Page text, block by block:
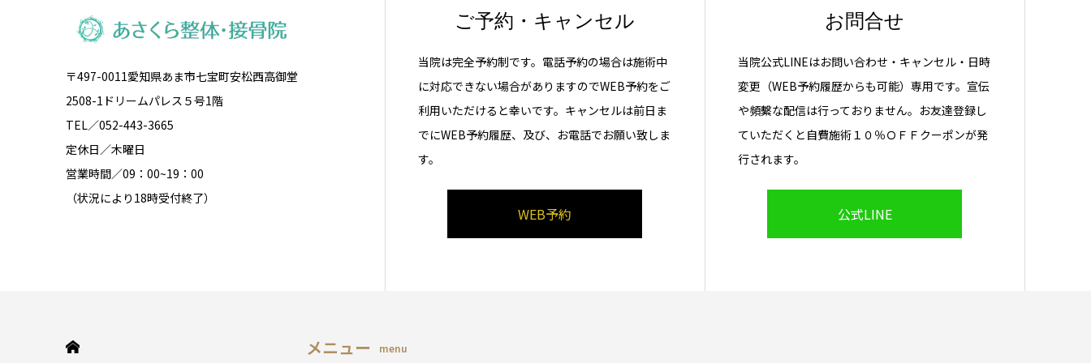
〒497-0011愛知県あま市七宝町安松西高御堂
2508-1ドリームパレス５号1階
TEL／052-443-3665
定休日／木曜日
営業時間／09：00~19：00
（状況により18時受付終了）
ご予約・キャンセル
当院は完全予約制です。電話予約の場合は施術中
に対応できない場合がありますのでWEB予約をご
利用いただけると幸いです。キャンセルは前日ま
でにWEB予約履歴、及び、お電話でお願い致しま
す。
WEB予約
お問合せ
当院公式LINEはお問い合わせ・キャンセル・日時
変更（WEB予約履歴からも可能）専用です。宣伝
や頻繫な配信は行っておりません。お友達登録し
ていただくと自費施術１０％ＯＦＦクーポンが発
行されます。
公式LINE
メニュー menu